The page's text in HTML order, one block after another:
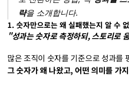
략을 소개합니다.
1. 숫자만으로는 왜 실패했는지 알 수
"성과는 숫자로 측정하되, 스토리로
많은 조직이 숫자를 기준으로 성과를
그 숫자가 왜 나왔고, 어떤 의미를 가